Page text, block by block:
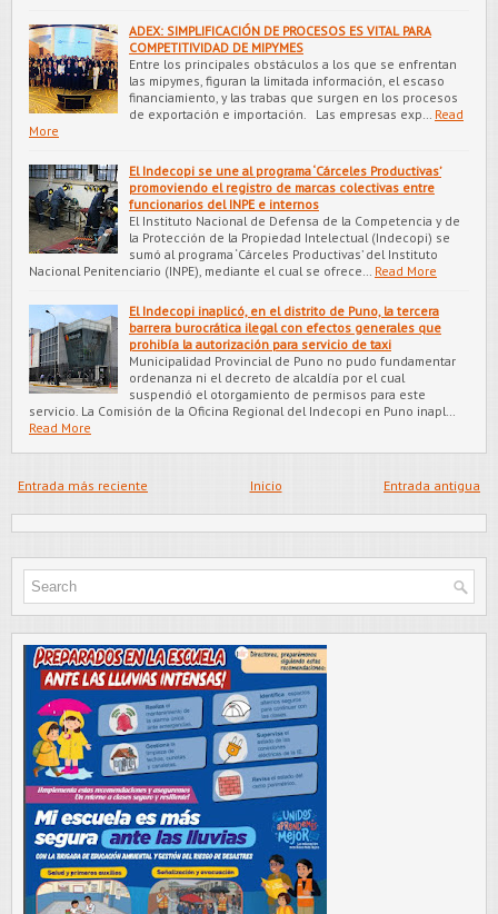
ADEX: SIMPLIFICACIÓN DE PROCESOS ES VITAL PARA
COMPETITIVIDAD DE MIPYMES
Entre los principales obstáculos a los que se enfrentan
las mipymes, figuran la limitada información, el escaso
financiamiento, y las trabas que surgen en los procesos
de exportación e importación. Las empresas exp…
Read
More
El Indecopi se une al programa ‘Cárceles Productivas’
promoviendo el registro de marcas colectivas entre
funcionarios del INPE e internos
El Instituto Nacional de Defensa de la Competencia y de
la Protección de la Propiedad Intelectual (Indecopi) se
sumó al programa ‘Cárceles Productivas’ del Instituto
Nacional Penitenciario (INPE), mediante el cual se ofrece…
Read More
El Indecopi inaplicó, en el distrito de Puno, la tercera
barrera burocrática ilegal con efectos generales que
prohibía la autorización para servicio de taxi
Municipalidad Provincial de Puno no pudo fundamentar
ordenanza ni el decreto de alcaldía por el cual
suspendió el otorgamiento de permisos para este
servicio. La Comisión de la Oficina Regional del Indecopi en Puno inapl…
Read More
Entrada más reciente Entrada antigua
Inicio